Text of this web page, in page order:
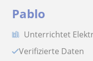
Pablo
Unterrichtet
Verifizierte Daten